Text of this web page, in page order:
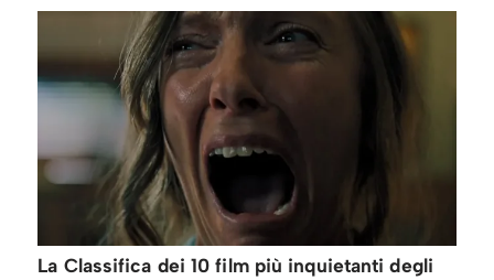
La Classifica dei 10 film più inquietanti degli